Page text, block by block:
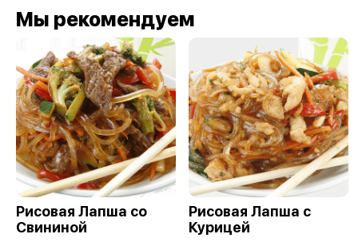
Мы рекомендуем
Рисовая Лапша со
Свининой
Рисовая Лапша с
Курицей